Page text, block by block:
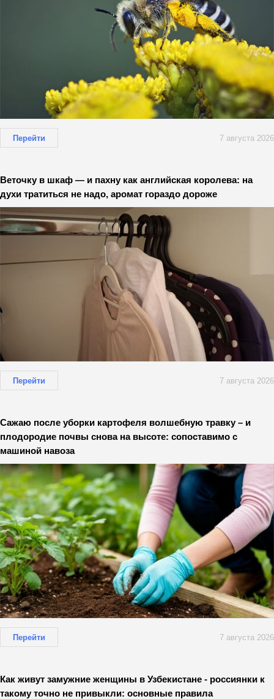
Перейти 7 августа 2026
Веточку в шкаф — и пахну как английская королева: на
духи тратиться не надо, аромат гораздо дороже
Перейти 7 августа 2026
Сажаю после уборки картофеля волшебную травку – и
плодородие почвы снова на высоте: сопоставимо с
машиной навоза
Перейти 7 августа 2026
Как живут замужние женщины в Узбекистане - россиянки к
такому точно не привыкли: основные правила